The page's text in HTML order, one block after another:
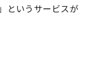
」というサービスが